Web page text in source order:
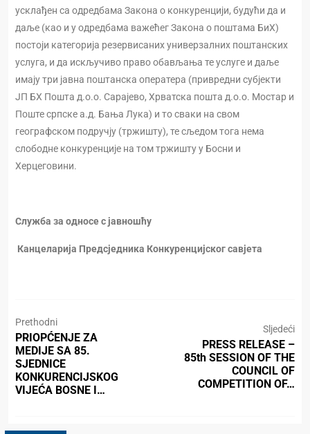
усклађен са одредбама Закона о конкуренцији, будући да и
даље (као и у одредбама важећег Закона о поштама БиХ)
постоји категорија резервисаних универзалних поштанских
услуга, и да искључиво право обављања те услуге и даље
имају три јавна поштанска оператера (привредни субјекти
ЈП БХ Пошта д.о.о. Сарајево, Хрватска пошта д.о.о. Мостар и
Поште српске а.д. Бања Лука) и то сваки на свом
географском подручју (тржишту), те сљедом тога нема
слободне конкуренције на том тржишту у Босни и
Херцеговини.
Служба за односе с јавношћу
Канцеларија Предсједника Конкуренцијског савјета
Prethodni
PRIOPĆENJE ZA
MEDIJE SA 85.
SJEDNICE
KONKURENCIJSKOG
VIJEĆA BOSNE I…
Sljedeći
PRESS RELEASE –
85th SESSION OF THE
COUNCIL OF
COMPETITION OF…